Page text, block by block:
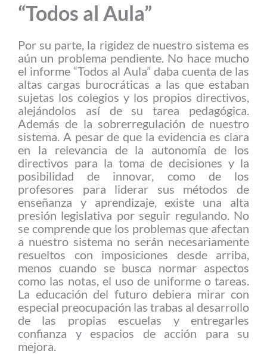
“Todos al Aula”
Por su parte, la rigidez de nuestro sistema es
aún un problema pendiente. No hace mucho
el informe “Todos al Aula” daba cuenta de las
altas cargas burocráticas a las que estaban
sujetas los colegios y los propios directivos,
alejándolos así de su tarea pedagógica.
Además de la sobrerregulación de nuestro
sistema. A pesar de que la evidencia es clara
en la relevancia de la autonomía de los
directivos para la toma de decisiones y la
posibilidad de innovar, como de los
profesores para liderar sus métodos de
enseñanza y aprendizaje, existe una alta
presión legislativa por seguir regulando. No
se comprende que los problemas que afectan
a nuestro sistema no serán necesariamente
resueltos con imposiciones desde arriba,
menos cuando se busca normar aspectos
como las notas, el uso de uniforme o tareas.
La educación del futuro debiera mirar con
especial preocupación las trabas al desarrollo
de las propias escuelas y entregarles
confianza y espacios de acción para su
mejora.